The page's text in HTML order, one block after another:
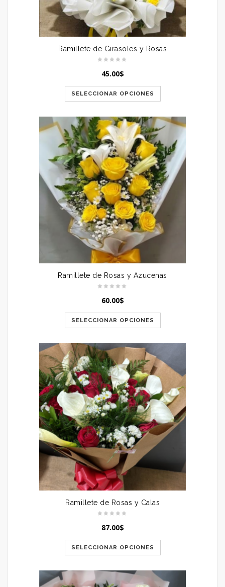
Ramillete de Girasoles y Rosas
45.00$
SELECCIONAR OPCIONES
Ramillete de Rosas y Azucenas
60.00$
SELECCIONAR OPCIONES
Ramillete de Rosas y Calas
87.00$
SELECCIONAR OPCIONES